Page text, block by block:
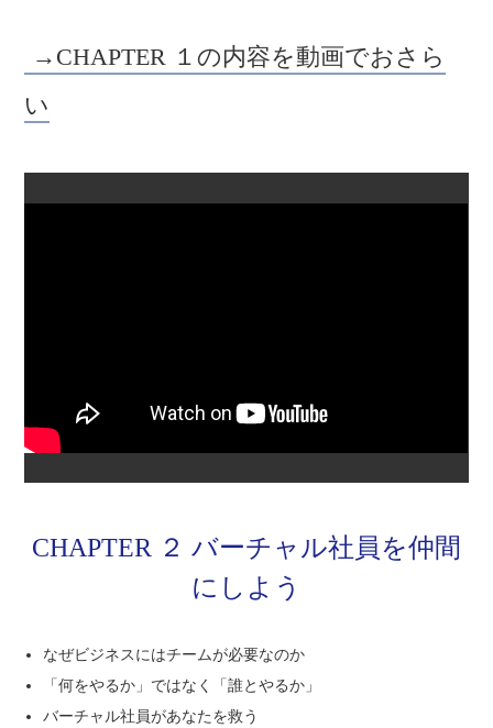
→CHAPTER １の内容を動画でおさら
い
CHAPTER ２ バーチャル社員を仲間
にしよう
なぜビジネスにはチームが必要なのか
「何をやるか」ではなく「誰とやるか」
バーチャル社員があなたを救う